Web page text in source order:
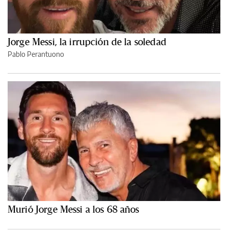
Jorge Messi, la irrupción de la soledad
Pablo Perantuono
Murió Jorge Messi a los 68 años